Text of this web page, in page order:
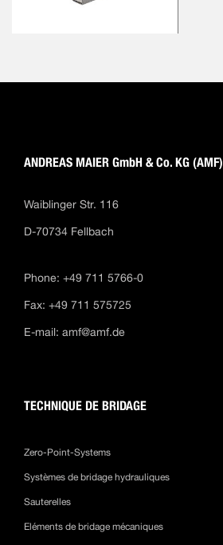
ANDREAS MAIER GmbH & Co. KG (AMF)
Waiblinger Str. 116
D-70734 Fellbach
Phone: +49 711 5766-0
Fax: +49 711 575725
E-mail: amf@amf.de
TECHNIQUE DE BRIDAGE
Zero-Point-Systems
Systèmes de bridage hydrauliques
Sauterelles
Eléments de bridage mécaniques